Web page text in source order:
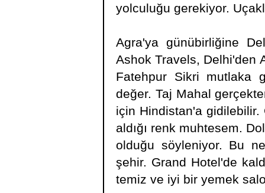
yolculuğu gerekiyor.
Agra'ya günübirliğine
Ashok Travels, Delhi'den
Fatehpur Sikri mutlaka
değer. Taj Mahal
için Hindistan'a
aldığı renk muhtesem.
olduğu söyleniyor. Bu
şehir. Grand Hotel'de
temiz ve iyi bir yemek